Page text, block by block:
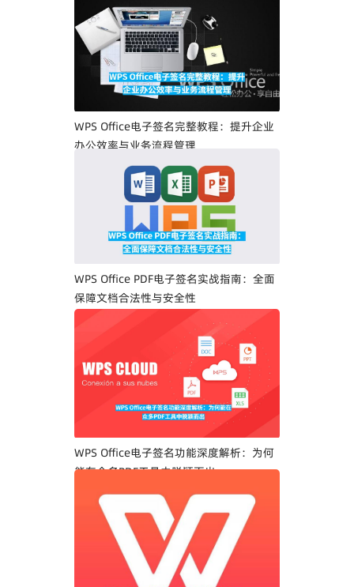
WPS Office电子签名完整教程：提升企业
办公效率与业务流程管理
WPS Office PDF电子签名实战指南：全面
保障文档合法性与安全性
WPS Office电子签名功能深度解析：为何
能在众多PDF工具中脱颖而出